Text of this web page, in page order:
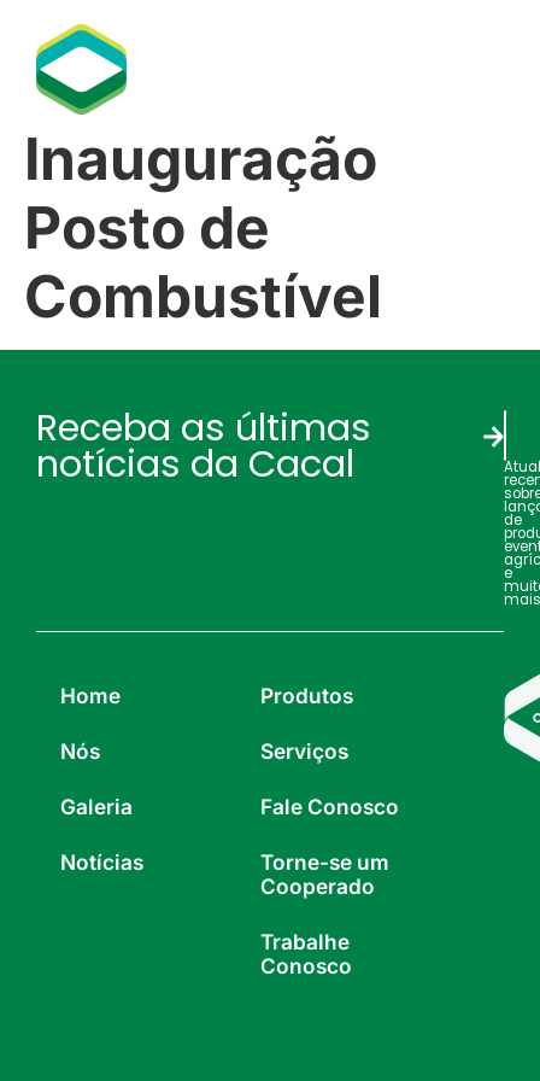
Inauguração
Posto de
Combustível
Receba as últimas
notícias da Cacal
de
e
Home
Nós
Galeria
Notícias
Produtos
Serviços
Fale Conosco
Torne-se um
Cooperado
Trabalhe
Conosco